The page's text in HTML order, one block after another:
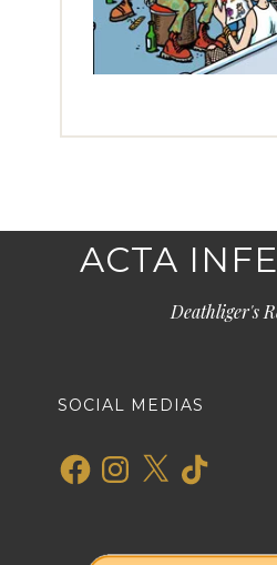
ACTA
Deathliger's
SOCIAL MEDIAS
FacebookInstagram
X TikTok